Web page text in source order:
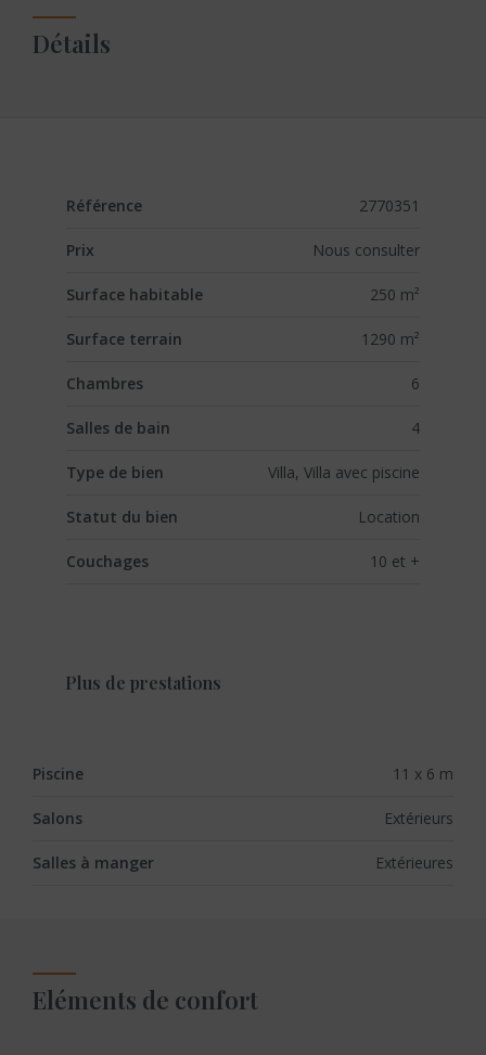
Détails
Référence 2770351
Prix Nous consulter
Surface habitable 250 m²
Surface terrain 1290 m²
Chambres 6
Salles de bain 4
Type de bien Villa, Villa avec piscine
Statut du bien Location
Couchages 10 et +
Plus de prestations
Piscine 11 x 6 m
Salons Extérieurs
Salles à manger Extérieures
Eléments de confort